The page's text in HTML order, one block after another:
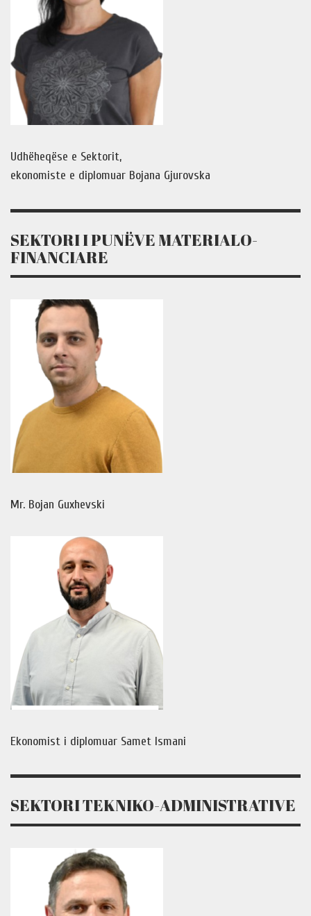
Udhëheqëse e Sektorit,
ekonomiste e diplomuar Bojana Gjurovska
SEKTORI I PUNËVE MATERIALO-
FINANCIARE
Mr. Bojan Guxhevski
Ekonomist i diplomuar Samet Ismani
SEKTORI TEKNIKO-ADMINISTRATIVE